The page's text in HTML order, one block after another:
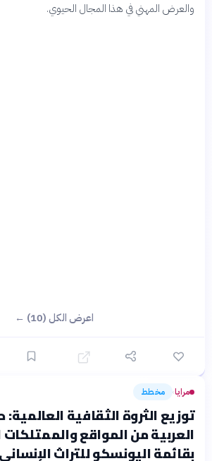
والعرض المهني في هذا المجال الحيوي.
اعرض الكل (10) ←
مرايا› مخطط
توزيع الثروة الثقافية
العربية من المواقع والممتلكات
بقائمة اليونسكو للتراث الإنساني